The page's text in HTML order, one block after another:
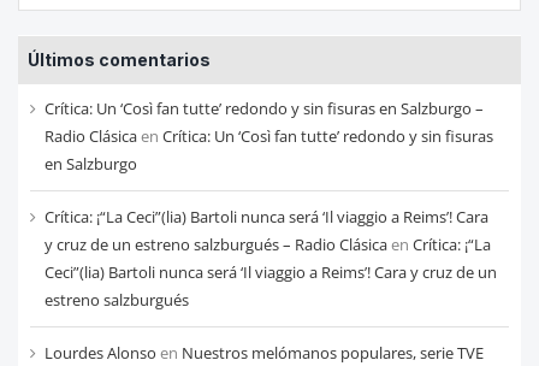
entradas
de
cada
mes
Últimos comentarios
Crítica: Un ‘Così fan tutte’ redondo y sin fisuras en Salzburgo –
Radio Clásicaen Crítica: Un ‘Così fan tutte’ redondo y sin fisuras
en Salzburgo
Crítica: ¡“La Ceci”(lia) Bartoli nunca será ‘Il viaggio a Reims’! Cara
y cruz de un estreno salzburgués – Radio Clásicaen Crítica: ¡“La
Ceci”(lia) Bartoli nunca será ‘Il viaggio a Reims’! Cara y cruz de un
estreno salzburgués
Lourdes Alonso en Nuestros melómanos populares, serie TVE